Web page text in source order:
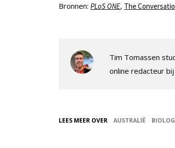
Bronnen: PLoS ONE, The
Tim Tomassen
online redacteur bij
LEES MEER OVER AUSTRALIË